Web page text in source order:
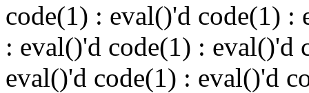
code(1) : eval()'d code(1) :
: eval()'d code(1) : eval()'d
eval()'d code(1) : eval()'d